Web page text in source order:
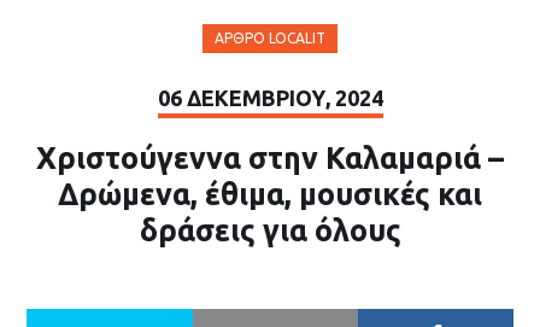
ΆΡΘΡΟ LOCALIT
06 ΔΕΚΕΜΒΡΊΟΥ, 2024
Χριστούγεννα στην Καλαμαριά –
Δρώμενα, έθιμα, μουσικές και
δράσεις για όλους